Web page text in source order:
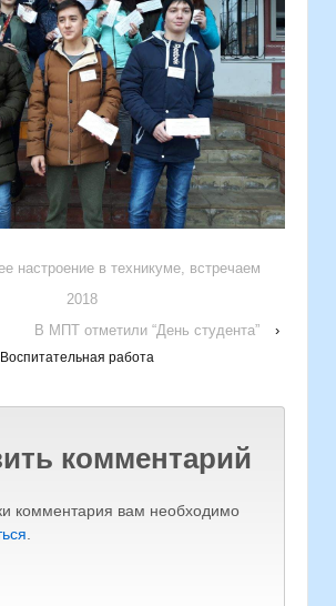
настроение в техникуме, встречаем
2018
В МПТ отметили “День студента”
›
Воспитательная работа
комментарий
комментария вам необходимо